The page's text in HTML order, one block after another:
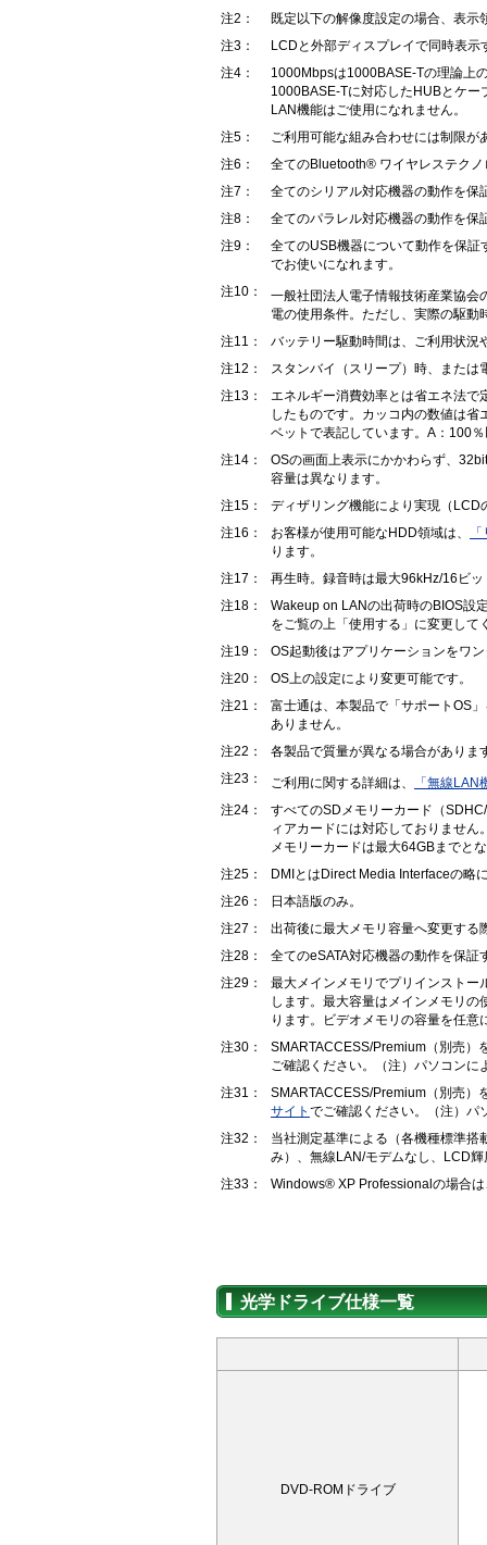
注2：
既定以下の解像度設定の場合、表
注3：
LCDと外部ディスプレイで同時表
注4：
1000Mbpsは1000BASE-Tの理論上
1000BASE-Tに対応したHUBとケ
LAN機能はご使用になれません。
注5：
ご利用可能な組み合わせには制限
注6：
全てのBluetooth® ワイヤレステク
注7：
全てのシリアル対応機器の動作を保
注8：
全てのパラレル対応機器の動作を保
注9：
全てのUSB機器について動作を保
でお使いになれます。
注10：
一般社団法人電子情報技術産業協会
電の使用条件。ただし、実際の駆
注11：
バッテリー駆動時間は、ご利用状況
注12：
スタンバイ（スリープ）時、または
注13：
エネルギー消費効率とは省エネ法で
したものです。カッコ内の数値は
ベットで表記しています。A：100
注14：
OSの画面上表示にかかわらず、
容量は異なります。
注15：
ディザリング機能により実現（LCD
注16：
お客様が使用可能なHDD領域は、
ります。
注17：
再生時。録音時は最大96kHz/16ビ
注18：
Wakeup on LANの出荷時のBIOS設
をご覧の上「使用する」に変更して
注19：
OS起動後はアプリケーションをワ
注20：
OS上の設定により変更可能です。
注21：
富士通は、本製品で「サポートOS
ありません。
注22：
各製品で質量が異なる場合がありま
注23：
ご利用に関する詳細は、
「無線
注24：
すべてのSDメモリーカード（
ィアカードには対応しておりませ
メモリーカードは最大64GBまでと
注25：
DMIとはDirect Media Interfaceの略
注26：
日本語版のみ。
注27：
出荷後に最大メモリ容量へ変更する
注28：
全てのeSATA対応機器の動作を保証
注29：
最大メインメモリでプリインストー
します。最大容量はメインメモリ
ります。ビデオメモリの容量を任意
注30：
SMARTACCESS/Premium（別売）
ご確認ください。（注）パソコン
注31：
SMARTACCESS/Premium（別売）
サイト でご確認ください。（注）パ
注32：
当社測定基準による（各機種標準
み）、無線LAN/モデムなし、LCD輝
注33：
Windows® XP Professionalの場合
光学ドライブ仕様一覧
DVD-ROMドライブ